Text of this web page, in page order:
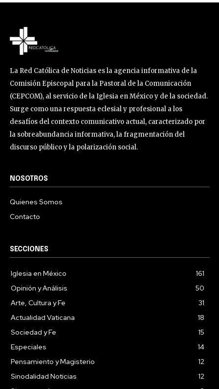
La Red Católica de Noticias es la agencia informativa de la
Comisión Episcopal para la Pastoral de la Comunicación
(CEPCOM), al servicio de la Iglesia en México y de la sociedad.
Surge como una respuesta eclesial y profesional a los
desafíos del contexto comunicativo actual, caracterizado por
la sobreabundancia informativa, la fragmentación del
discurso público y la polarización social.
NOSOTROS
Quienes Somos
Contacto
SECCIONES
Iglesia en México
161
Opinión y Análisis
50
Arte, Cultura y Fe
31
Actualidad Vaticana
18
Sociedad y Fe
15
Especiales
14
Pensamiento y Magisterio
12
Sinodalidad Noticias
12